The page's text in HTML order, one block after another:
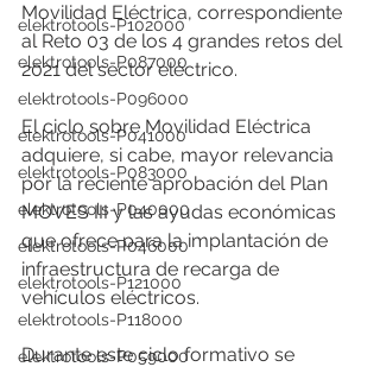
elektrotools-P102000
elektrotools-P087000
elektrotools-P096000
elektrotools-P041000
elektrotools-P083000
elektrotools-P040000
elektrotools-P046000
elektrotools-P121000
elektrotools-P118000
elektrotools-P059000
Movilidad Eléctrica, correspondiente
al Reto 03 de los 4 grandes retos del
2021 del sector eléctrico.
El ciclo sobre Movilidad Eléctrica
adquiere, si cabe, mayor relevancia
por la reciente aprobación del Plan
MOVES III y las ayudas económicas
que ofrece para la implantación de
infraestructura de recarga de
vehículos eléctricos.
Durante este ciclo formativo se